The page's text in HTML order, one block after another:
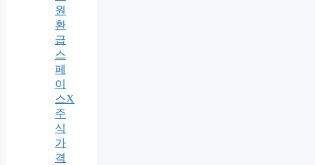
원
환
급
스
페
이
스X
주
식
가
격